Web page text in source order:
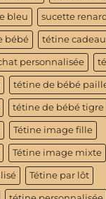
bleu sucette
bébé tétine
personnalisée
tétine de bébé
tétine de bébé tigre
Tétine image fille
Tétine image mixte
Tétine par lôt